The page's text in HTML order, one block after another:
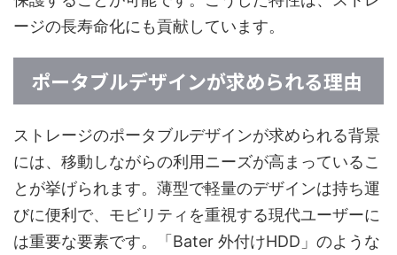
ージの長寿命化にも貢献しています。
ポータブルデザインが求められる理由
ストレージのポータブルデザインが求められる背景
には、移動しながらの利用ニーズが高まっているこ
とが挙げられます。薄型で軽量のデザインは持ち運
びに便利で、モビリティを重視する現代ユーザーに
は重要な要素です。「Bater 外付けHDD」のような